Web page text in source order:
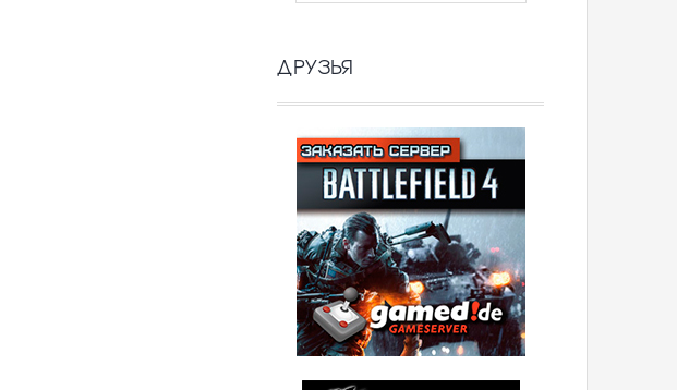
ДРУЗЬЯ